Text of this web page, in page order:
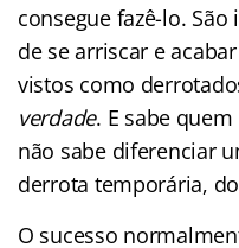
consegue fazê-lo.
de se arriscar e
vistos como
verdade. E sabe
não sabe diferenciar
derrota temporária,
O sucesso